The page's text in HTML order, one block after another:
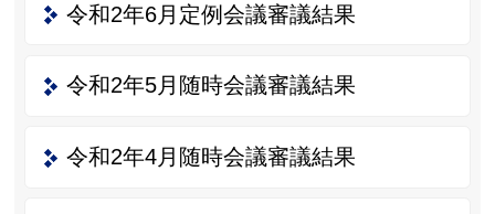
令和2年6月定例会議審議結果
令和2年5月随時会議審議結果
令和2年4月随時会議審議結果